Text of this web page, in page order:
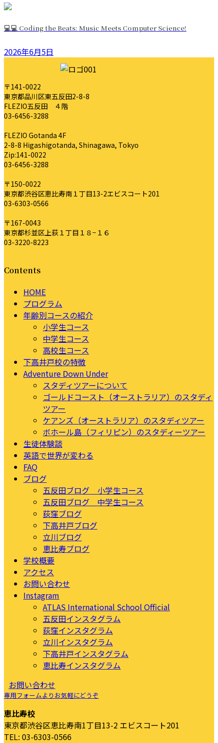
💻💻 Coding the Beats: Music Meets Computer Science!
2026年6月5日
〒141-0022
東京都品川区東五反田2-8-8
FLEZIO五反田 ４階
03-6456-3288
FLEZIO Gotanda 4F
2-8-8 Higashigotanda, Shinagawa, Tokyo
Zip:141-0022
03-6456-3288
〒150-0022
東京都渋谷区恵比寿南１丁目13-2エビスコート201
03-6303-0566
〒167-0043
東京都杉並区上荻１丁目１８−１６
03-3220-8223
Contents
HOME
プログラム
年齢別コースの紹介
小学生コース
中学生コース
高校生コース
下高井戸校の特徴
Adventure Down Under
スタディツアーについて
ゴールドコースト（オーストラリア）のスタディ
ツアー
ケアンズ（オーストラリア）のスタディツアー
ボホール島（フィリピン）のスタディーツアー
生徒体験談
英語で世界が変わる
FAQ
ブログ
五反田ブログ 小学生コース
五反田ブログ 中学生コース
荻窪ブログ
下高井戸ブログ
立川ブログ
恵比寿ブログ
学校概要
アクセス
お問い合わせ
Instagram
ATLAS International School Official
五反田インスタグラム
荻窪インスタグラム
立川インスタグラム
下高井戸インスタグラム
恵比寿インスタグラム
お問い合わせ
専用フォームよりお気軽にどうぞ
恵比寿校
東京都渋谷区恵比寿南1丁目13-2 エビスコート201
TEL: 03-6303-0566